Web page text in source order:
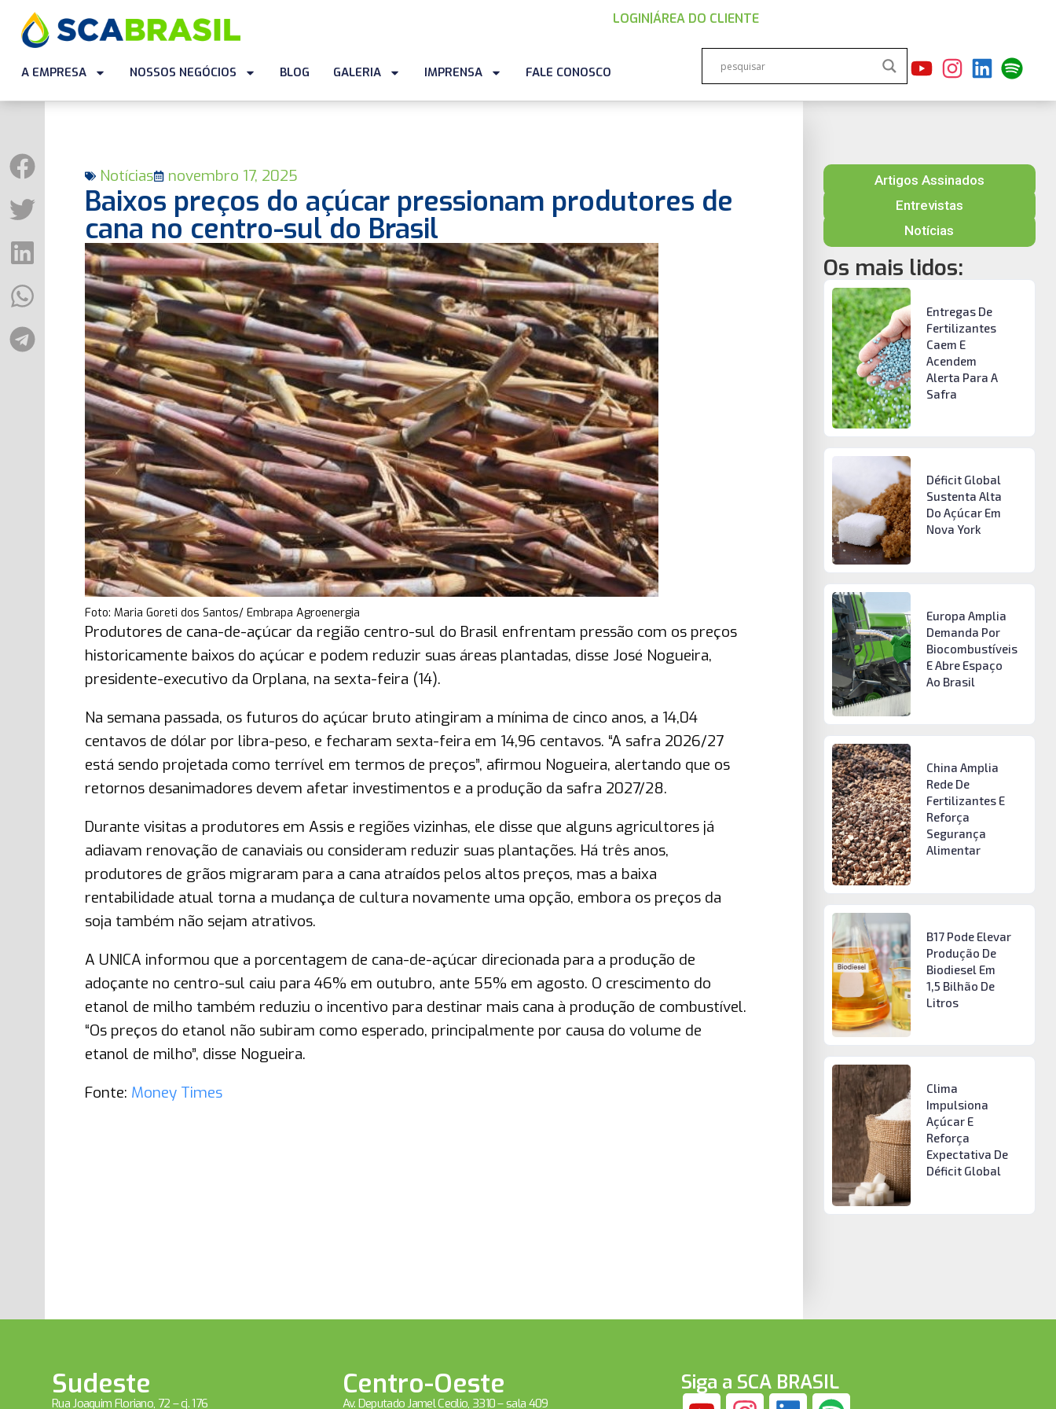
LOGIN |ÁREA DO CLIENTE
A EMPRESA NOSSOS NEGÓCIOS BLOG GALERIA IMPRENSA FALE CONOSCO
Notícias novembro 17, 2025
Baixos preços do açúcar pressionam produtores de
cana no centro-sul do Brasil
Foto: Maria Goreti dos Santos/ Embrapa Agroenergia
Produtores de cana-de-açúcar da região centro-sul do Brasil enfrentam pressão com os preços
historicamente baixos do açúcar e podem reduzir suas áreas plantadas, disse José Nogueira,
presidente-executivo da Orplana, na sexta-feira (14).
Na semana passada, os futuros do açúcar bruto atingiram a mínima de cinco anos, a 14,04
centavos de dólar por libra-peso, e fecharam sexta-feira em 14,96 centavos. “A safra 2026/27
está sendo projetada como terrível em termos de preços”, afirmou Nogueira, alertando que os
retornos desanimadores devem afetar investimentos e a produção da safra 2027/28.
Durante visitas a produtores em Assis e regiões vizinhas, ele disse que alguns agricultores já
adiavam renovação de canaviais ou consideram reduzir suas plantações. Há três anos,
produtores de grãos migraram para a cana atraídos pelos altos preços, mas a baixa
rentabilidade atual torna a mudança de cultura novamente uma opção, embora os preços da
soja também não sejam atrativos.
A UNICA informou que a porcentagem de cana-de-açúcar direcionada para a produção de
adoçante no centro-sul caiu para 46% em outubro, ante 55% em agosto. O crescimento do
etanol de milho também reduziu o incentivo para destinar mais cana à produção de combustível.
“Os preços do etanol não subiram como esperado, principalmente por causa do volume de
etanol de milho”, disse Nogueira.
Fonte: Money Times
Artigos Assinados
Entrevistas
Notícias
Os mais lidos:
Entregas De
Fertilizantes
Caem E
Acendem
Alerta Para A
Safra
Déficit Global
Sustenta Alta
Do Açúcar Em
Nova York
Europa Amplia
Demanda Por
Biocombustíveis
E Abre Espaço
Ao Brasil
China Amplia
Rede De
Fertilizantes E
Reforça
Segurança
Alimentar
B17 Pode Elevar
Produção De
Biodiesel Em
1,5 Bilhão De
Litros
Clima
Impulsiona
Açúcar E
Reforça
Expectativa De
Déficit Global
Sudeste
Rua Joaquim Floriano, 72 – cj. 176
Centro-Oeste
Av. Deputado Jamel Cecílio, 3310 – sala 409
Siga a SCA BRASIL